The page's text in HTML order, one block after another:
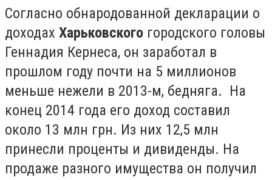
Согласно обнародованной декларации о
доходах Харьковского городского головы
Геннадия Кернеса, он заработал в
прошлом году почти на 5 миллионов
меньше нежели в 2013-м, бедняга. На
конец 2014 года его доход составил
около 13 млн грн. Из них 12,5 млн
принесли проценты и дивиденды. На
продаже разного имущества он получил